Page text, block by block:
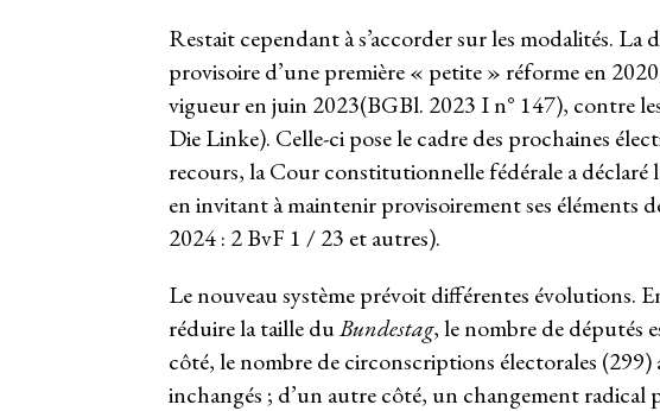
Restait cependant à s’accorder sur les modalités.
provisoire d’une première « petite » réforme en
vigueur en juin 2023(BGBl. 2023 I n° 147), contre
Die Linke). Celle-ci pose le cadre des prochaines
recours, la Cour constitutionnelle fédérale a
en invitant à maintenir provisoirement ses
2024 : 2 BvF 1 / 23 et autres).
Le nouveau système prévoit différentes évolutions.
réduire la taille duBundestag, le nombre de députés
côté, le nombre de circonscriptions électorales (299)
inchangés ; d’un autre côté, un changement radical